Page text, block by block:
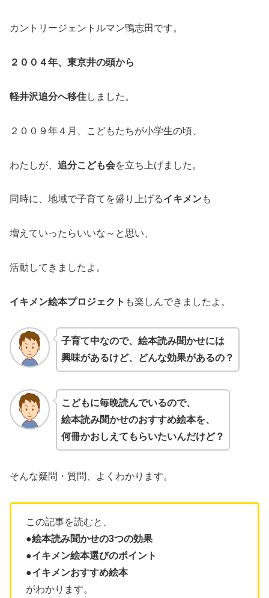
カントリージェントルマン鴨志田です。
２００４年、東京井の頭から
軽井沢追分へ移住しました。
２００９年４月、こどもたちが小学生の頃、
わたしが、 追分こども会を立ち上げました。
同時に、地域で子育てを盛り上げるイキメンも
増えていったらいいな～と思い、
活動してきましたよ。
イキメン絵本プロジェクト も楽しんできましたよ。
子育て中なので、絵本読み聞かせには
興味があるけど、どんな効果があるの？
こどもに毎晩読んでいるので、
絵本読み聞かせのおすすめ絵本を、
何冊かおしえてもらいたいんだけど？
そんな疑問・質問、よくわかります。
この記事を読むと、
●絵本読み聞かせの3つの効果
●イキメン絵本選びのポイント
●イキメンおすすめ絵本
がわかります。